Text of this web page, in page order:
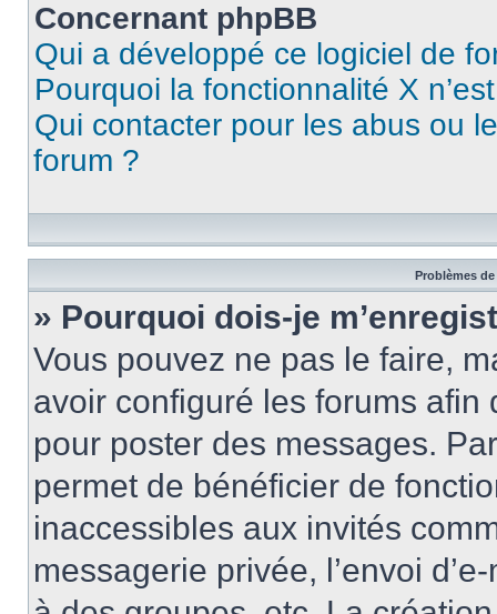
Concernant phpBB
Qui a développé ce logiciel de
Pourquoi la fonctionnalité X
Qui contacter pour les abus ou
forum ?
Problèmes
» Pourquoi dois-je
Vous pouvez ne pas le faire,
avoir configuré les forums afin
pour poster des messages.
permet de bénéficier de
inaccessibles aux invités
messagerie privée, l’envoi